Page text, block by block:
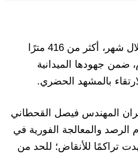
رفعت بلدية مدينة الظهران، خلال شهر، أكثر من 416 مترًا
ضمن جهودها الميدانية
بالمشهد الحضري.
المهندس فيصل القحطاني
الرصد والمعالجة الفورية في
تراكمًا للأنقاض؛ للحد من